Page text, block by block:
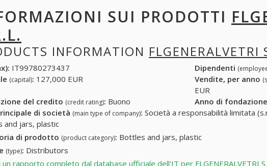
SUI PRODOTTI
INFORMATION FLGENERALVETRI
IT99780273437 Dipendenti
(capital): 127,000 EUR Vendite, per anno
EUR
del credito (credit rating): Buono Anno di fondazione
di società (main type of company): Società a responsabilità limitata
and jars, plastic
di prodotto (product category): Bottles and jars, plastic
(type): Distributors
rapporto completo dal database ufficiale dell'IT per FLGENERALVETRI